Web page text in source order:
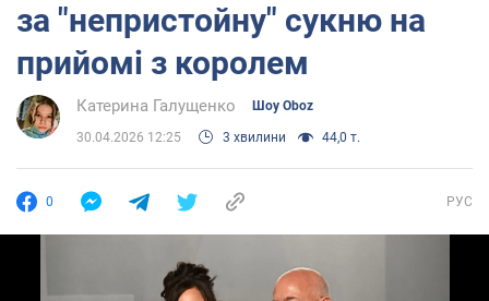
за "непристойну" сукню на
прийомі з королем
Катерина Галущенко Шоу Oboz
30.04.2026 12:25 3 хвилини 44,0 т.
0 РУС